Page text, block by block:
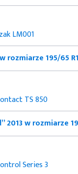
LM001
rozmiarze 195/65
TS 850
w rozmiarze
Series 3